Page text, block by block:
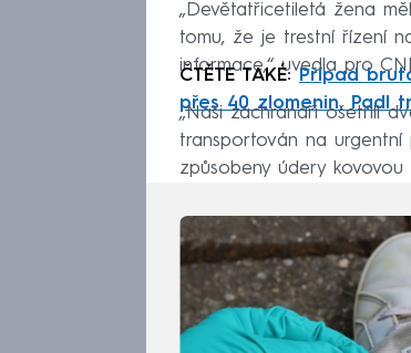
„Devětatřicetiletá žena
tomu, že je trestní řízení
informace,“ uvedla pro
ČTĚTE TAKÉ:Případ
přes 40 zlomenin. Padl
„Naši záchranáři ošetřili
transportován na urgentní
způsobeny údery